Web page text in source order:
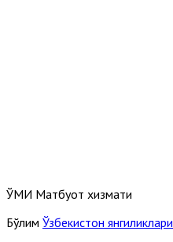
ЎМИ Матбуот хизмати
Бўлим Ўзбекистон янгиликлари